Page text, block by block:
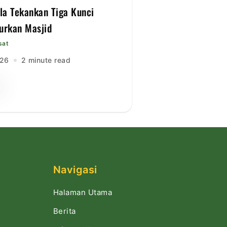
Tekankan Tiga Kunci
Masjid
2 minute read
Navigasi
Halaman Utama
Berita